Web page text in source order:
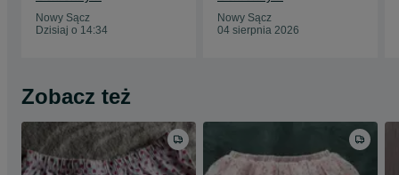
Nowy Sącz
Dzisiaj o 14:34
Nowy Sącz
04 sierpnia 2026
Zobacz też